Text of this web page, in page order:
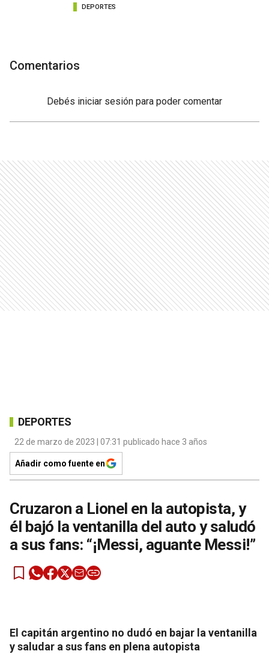
DEPORTES
Comentarios
Debés iniciar sesión para poder comentar
DEPORTES
22 de marzo de 2023 | 07:31 publicado hace 3 años
Añadir como fuente en
Cruzaron a Lionel en la autopista, y
él bajó la ventanilla del auto y saludó
a sus fans: “¡Messi, aguante Messi!”
El capitán argentino no dudó en bajar la ventanilla
y saludar a sus fans en plena autopista